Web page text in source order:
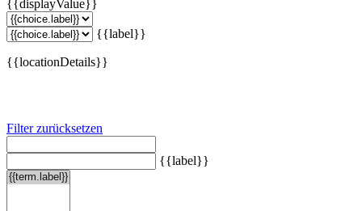
{{displayValue}}
{{label}}
{{locationDetails}}
Filter zurücksetzen
{{label}}